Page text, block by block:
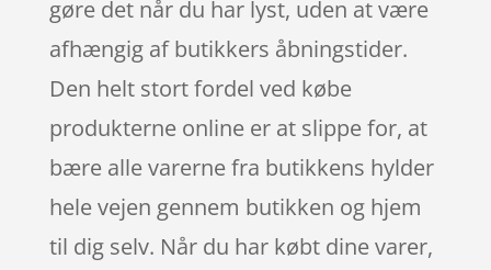
gøre det når du har lyst, uden at være
afhængig af butikkers åbningstider.
Den helt stort fordel ved købe
produkterne online er at slippe for, at
bære alle varerne fra butikkens hylder
hele vejen gennem butikken og hjem
til dig selv. Når du har købt dine varer,